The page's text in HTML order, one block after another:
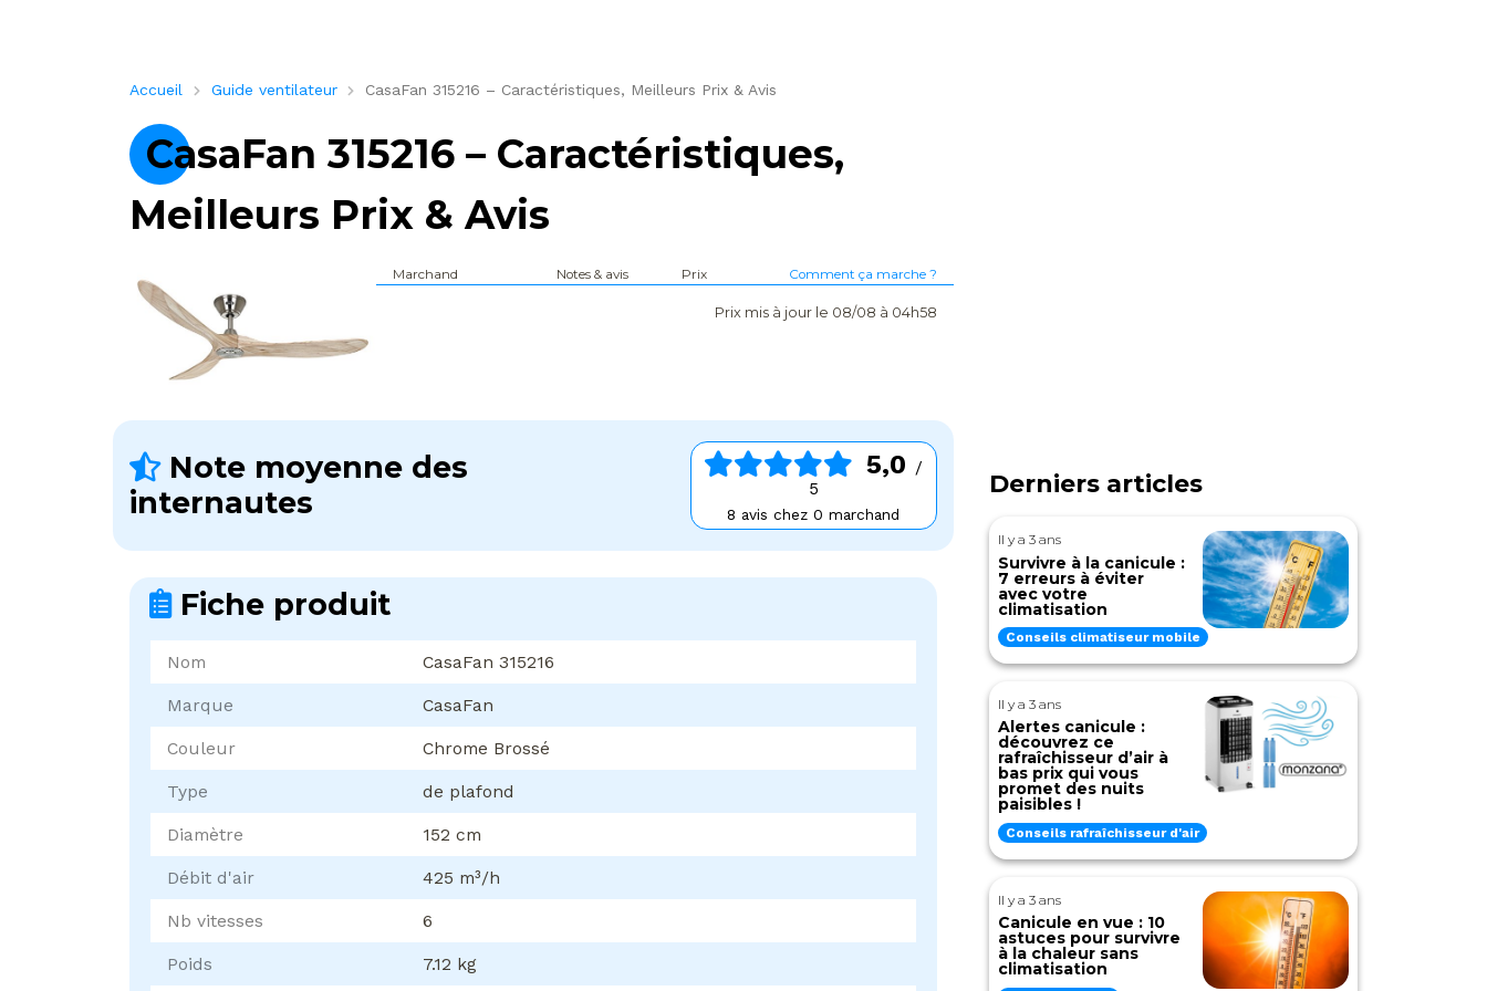
Accueil Guide ventilateur CasaFan 315216 – Caractéristiques, Meilleurs Prix & Avis
CasaFan 315216 – Caractéristiques,
Meilleurs Prix & Avis
Marchand Notes & avis Prix Comment ça marche ?
Prix mis à jour le 08/08 à 04h58
Note moyenne des
internautes
5,0 /
5
8 avis chez 0 marchand
Fiche produit
Nom CasaFan 315216
Marque CasaFan
Couleur Chrome Brossé
Type de plafond
Diamètre 152 cm
Débit d'air 425 m³/h
Nb vitesses 6
Poids 7.12 kg
Derniers articles
Il y a 3 ans
Survivre à la canicule :
7 erreurs à éviter
avec votre
climatisation
Conseils climatiseur mobile
Il y a 3 ans
Alertes canicule :
découvrez ce
rafraîchisseur d’air à
bas prix qui vous
promet des nuits
paisibles !
Conseils rafraîchisseur d'air
Il y a 3 ans
Canicule en vue : 10
astuces pour survivre
à la chaleur sans
climatisation